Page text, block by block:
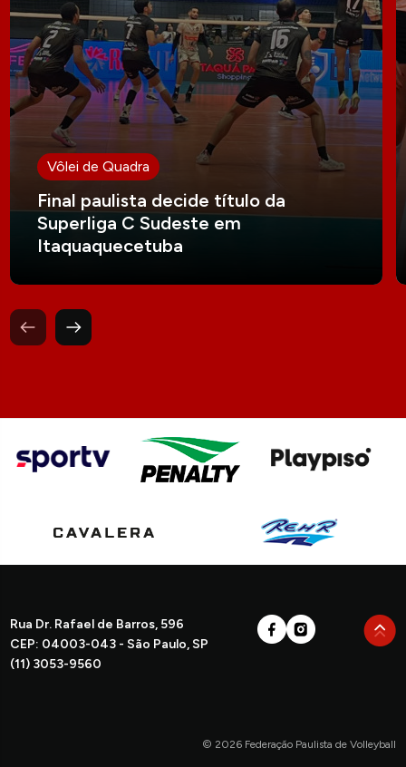
Vôlei de Quadra
Final paulista decide título da
Superliga C Sudeste em
Itaquaquecetuba
Rua Dr. Rafael de Barros, 596
CEP: 04003-043 - São Paulo, SP
(11) 3053-9560
© 2026 Federação Paulista de Volleyball